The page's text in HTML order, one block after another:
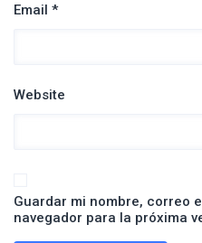
Email *
Website
Guardar mi nombre, correo
navegador para la próxima